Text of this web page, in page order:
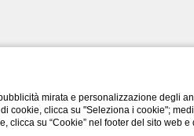
mirata e personalizzazione degli
cookie, clicca su "Seleziona i cookie";
clicca su “Cookie” nel footer del sito web e